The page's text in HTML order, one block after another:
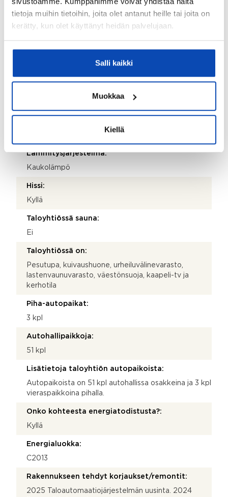
tietoja muihin tietoihin, joita olet antanut heille tai joita on
kerätty, kun olet käyttänyt heidän palvelujaan.
Salli kaikki
Muokkaa
Kiellä
2018
Käyttöönottovuosi:
Lämmitysjärjestelmä:
Kaukolämpö
Hissi:
Kyllä
Taloyhtiössä sauna:
Ei
Taloyhtiössä on:
Pesutupa, kuivaushuone, urheiluvälinevarasto,
lastenvaunuvarasto, väestönsuoja, kaapeli-tv ja
kerhotila
Piha-autopaikat:
3 kpl
Autohallipaikkoja:
51 kpl
Lisätietoja taloyhtiön autopaikoista:
Autopaikoista on 51 kpl autohallissa osakkeina ja 3 kpl
vieraspaikkoina pihalla.
Onko kohteesta energiatodistusta?:
Kyllä
Energialuokka:
C2013
Rakennukseen tehdyt korjaukset/remontit:
2025 Taloautomaatiojärjestelmän uusinta. 2024